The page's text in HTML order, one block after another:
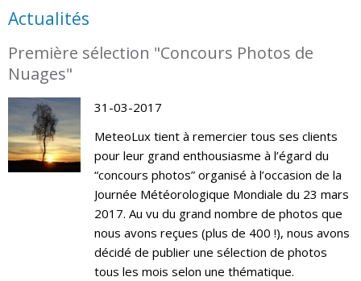
Actualités
Première sélection "Concours Photos de
Nuages"
31-03-2017
MeteoLux tient à remercier tous ses clients
pour leur grand enthousiasme à l’égard du
“concours photos” organisé à l’occasion de la
Journée Météorologique Mondiale du 23 mars
2017. Au vu du grand nombre de photos que
nous avons reçues (plus de 400 !), nous avons
décidé de publier une sélection de photos
tous les mois selon une thématique.